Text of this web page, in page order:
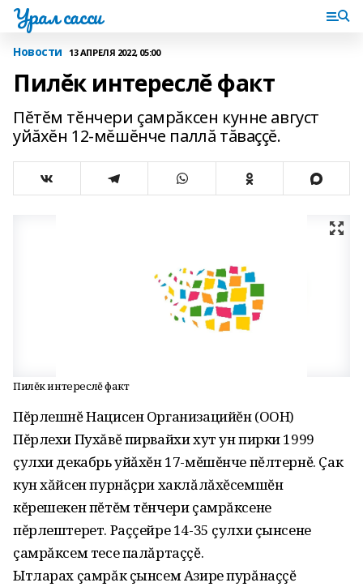
Урал сасси
Новости 13 АПРЕЛЯ 2022, 05:00
Пилĕк интереслĕ факт
Пĕтĕм тĕнчери çамрăксен кунне август
уйăхĕн 12-мĕшĕнче паллă тăваççĕ.
Пилĕк интереслĕ факт
Пĕрлешнĕ Нацисен Организацийĕн (ООН)
Пĕрлехи Пухăвĕ пирвайхи хут ун пирки 1999
çулхи декабрь уйăхĕн 17-мĕшĕнче пĕлтернĕ. Çак
кун хăйсен пурнăçри хаклăлăхĕсемшĕн
кĕрешекен пĕтĕм тĕнчери çамрăксене
пĕрлештерет. Раççейре 14-35 çулхи çынсене
çамрăксем тесе палăртаççĕ.
Ытларах çамрăк çынсем Азире пурăнаççĕ